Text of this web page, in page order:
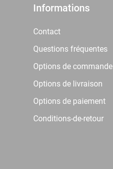
Informations
Contact
Questions fréquentes
Options de commande
Options de livraison
Options de paiement
Conditions-de-retour